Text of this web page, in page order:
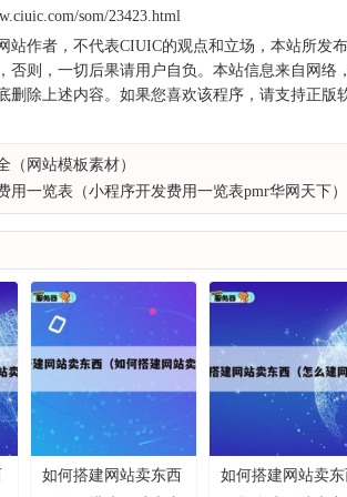
som/23423.html
站作者 ，不代表CIUIC的观点和立场，本站所发
否则，一切后果请用户自负。本站信息来自网络
删除上述内容。如果您喜欢该程序，请支持正版
（网站模板素材）
用一览表（小程序开发费用一览表pmr华网天下）
如何搭建网站卖东西
如何搭建网站卖东